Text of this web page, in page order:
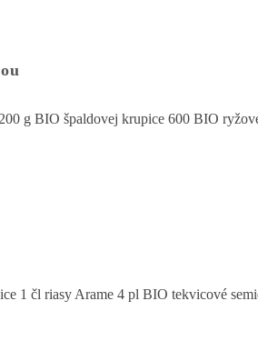
g BIO špaldovej krupice 600 BIO
1 čl riasy Arame 4 pl BIO tekvicové